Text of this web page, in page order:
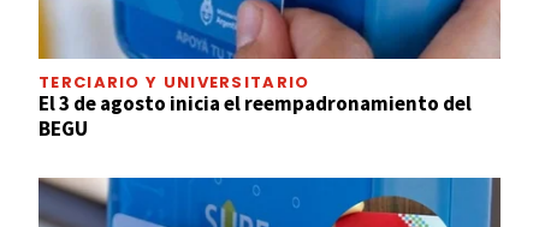
TERCIARIO Y UNIVERSITARIO
El 3 de agosto inicia el reempadronamiento del
BEGU